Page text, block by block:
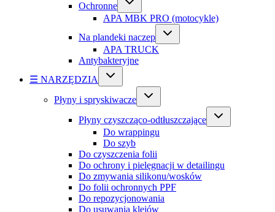
Ochronne
APA MBK PRO (motocykle)
Na plandeki naczep
APA TRUCK
Antybakteryjne
☰ NARZĘDZIA
Płyny i spryskiwacze
Płyny czyszcząco-odtłuszczające
Do wrappingu
Do szyb
Do czyszczenia folii
Do ochrony i pielęgnacji w detailingu
Do zmywania silikonu/wosków
Do folii ochronnych PPF
Do repozycjonowania
Do usuwania klejów